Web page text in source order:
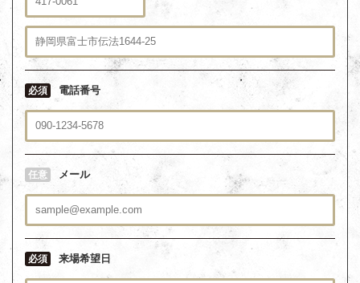
必須 電話番号
任意 メール
必須 来場希望日